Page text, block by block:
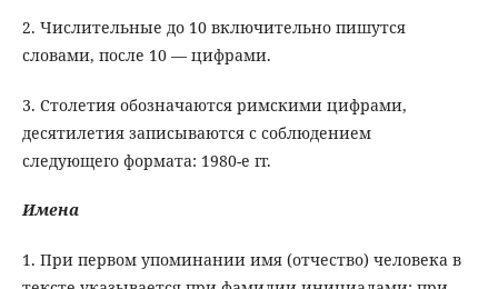
2. Числительные до 10 включительно пишутся
словами, после 10 — цифрами.
3. Столетия обозначаются римскими цифрами,
десятилетия записываются с соблюдением
следующего формата: 1980-е гг.
Имена
1. При первом упоминании имя (отчество) человека в